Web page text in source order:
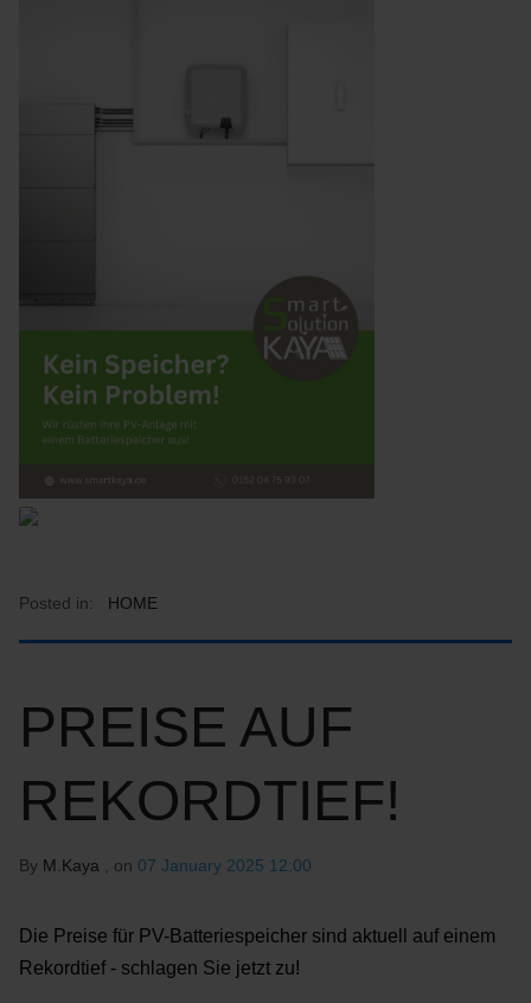
Posted in: HOME
PREISE AUF
REKORDTIEF!
By M.Kaya , on 07 January 2025 12:00
Die Preise für PV-Batteriespeicher sind aktuell auf einem
Rekordtief - schlagen Sie jetzt zu!